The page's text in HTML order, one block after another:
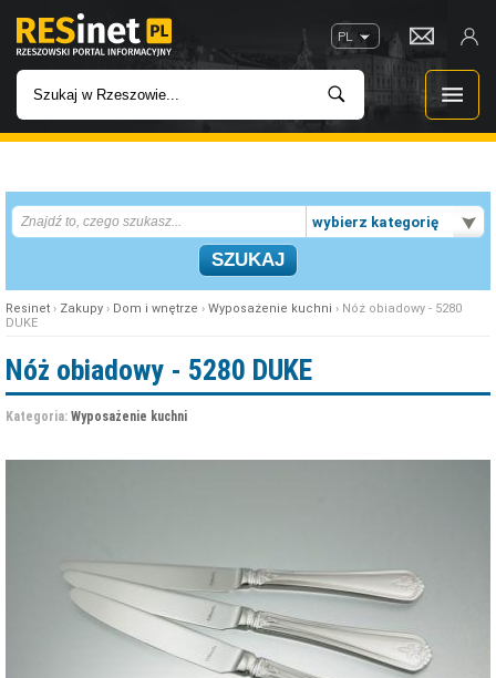
PL
INWESTYCJE
IMPREZY
W KINACH
W RZESZOWIE
wybierz kategorię
Resinet › Zakupy › Dom i wnętrze › Wyposażenie kuchni › Nóż obiadowy - 5280
DUKE
Nóż obiadowy - 5280 DUKE
Kategoria: Wyposażenie kuchni